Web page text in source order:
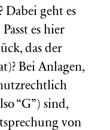
Dabei geht es
es hier
das der
Bei Anlagen,
“G”) sind,
von